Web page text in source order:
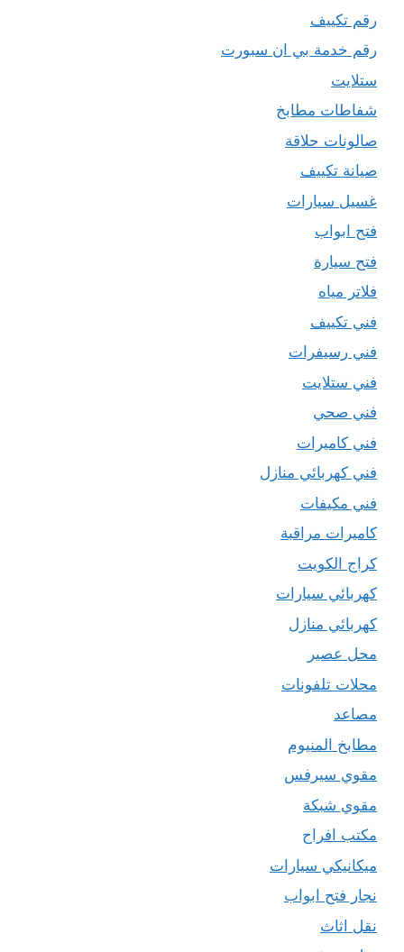
رقم تكييف
رقم خدمة بي ان سبورت
ستلايت
شفاطات مطابخ
صالونات حلاقة
صيانة تكييف
غسيل سيارات
فتح ابواب
فتح سيارة
فلاتر مياه
فني تكييف
فني رسيفرات
فني ستلايت
فني صحي
فني كاميرات
فني كهربائي منازل
فني مكيفات
كاميرات مراقبة
كراج الكويت
كهربائي سيارات
كهربائي منازل
محل عصير
محلات تلفونات
مصاعد
مطابخ المنيوم
مقوي سيرفس
مقوي شبكة
مكتب افراح
ميكانيكي سيارات
نجار فتح ابواب
نقل اثاث